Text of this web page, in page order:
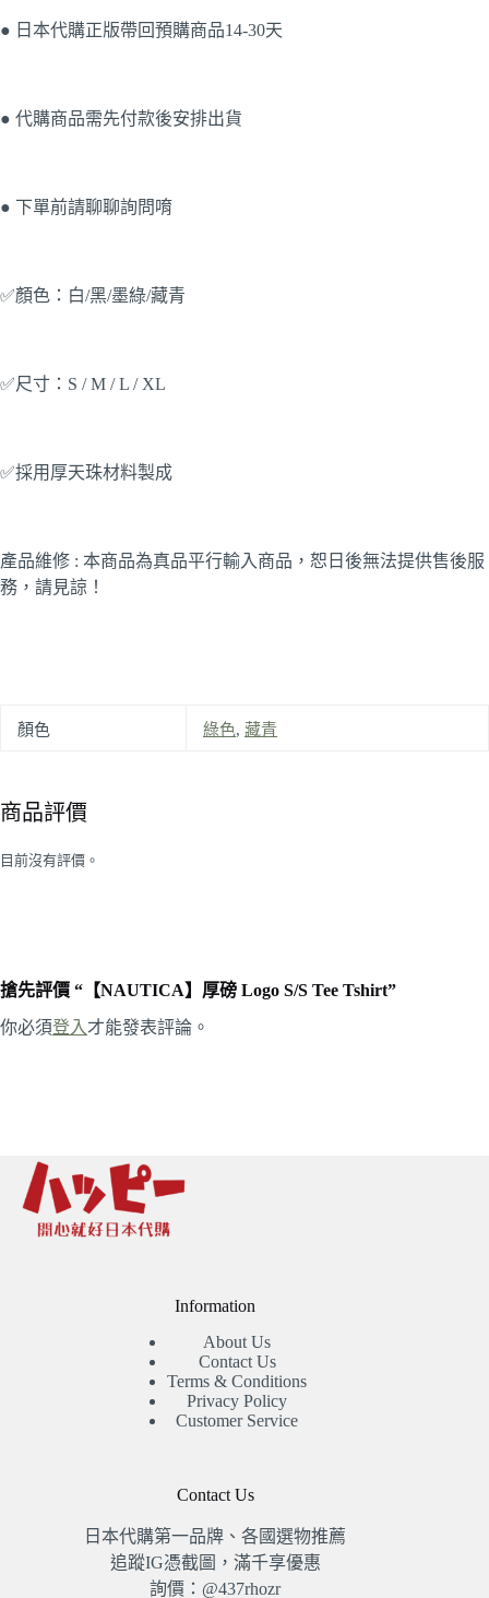
● 日本代購正版帶回預購商品14-30天
● 代購商品需先付款後安排出貨
● 下單前請聊聊詢問唷
✅顏色：白/黑/墨綠/藏青
✅尺寸：S / M / L / XL
✅採用厚天珠材料製成
產品維修 : 本商品為真品平行輸入商品，恕日後無法提供售後服
務，請見諒！
顏色 綠色, 藏青
商品評價
目前沒有評價。
搶先評價 “【NAUTICA】厚磅 Logo S/S Tee Tshirt”
你必須登入才能發表評論。
Information
About Us
Contact Us
Terms & Conditions
Privacy Policy
Customer Service
Contact Us
日本代購第一品牌、各國選物推薦
追蹤IG憑截圖，滿千享優惠
詢價：@437rhozr